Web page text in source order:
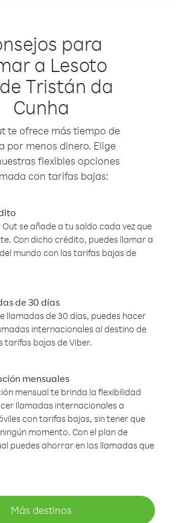
para
a Lesoto
Tristán da
Cunha
te ofrece más tiempo de
por menos dinero. Elige
flexibles opciones
con tarifas bajas:
se añade a tu saldo cada vez que
Con dicho crédito, puedes llamar a
mundo con las tarifas bajas de
de 30 días
llamadas de 30 días, puedes hacer
internacionales al destino de
tarifas bajas de Viber.
mensuales
mensual te brinda la flexibilidad
llamadas internacionales a
con tarifas bajas, sin tener que
momento. Con el plan de
puedes ahorrar en las llamadas que
Más destinos